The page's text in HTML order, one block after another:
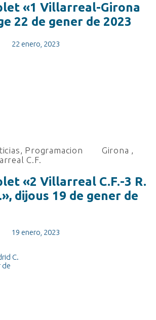
«1 Villarreal-Girona
22 de gener de 2023
22 enero, 2023
, Programacion Girona ,
C.F.
«2 Villarreal C.F.-3 R.
dijous 19 de gener de
19 enero, 2023